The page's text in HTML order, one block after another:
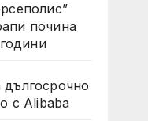
почина
с Alibaba